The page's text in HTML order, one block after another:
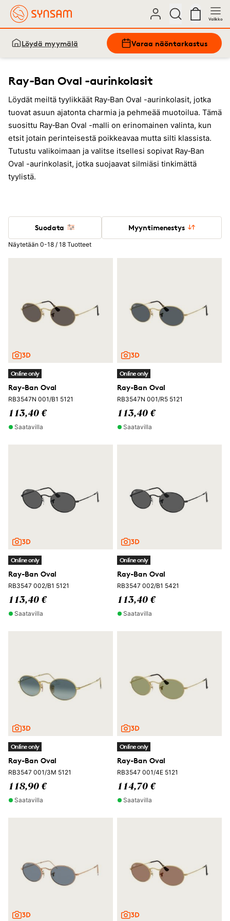
Valikko
Löydä myymälä Varaa näöntarkastus
Ray-Ban Oval -aurinkolasit
Löydät meiltä tyylikkäät Ray‑Ban Oval -aurinkolasit, jotka
tuovat asuun ajatonta charmia ja pehmeää muotoilua. Tämä
suosittu Ray‑Ban Oval -malli on erinomainen valinta, kun
etsit jotain perinteisestä poikkeavaa mutta silti klassista.
Tutustu valikoimaan ja valitse itsellesi sopivat Ray‑Ban
Oval -aurinkolasit, jotka suojaavat silmiäsi tinkimättä
tyylistä.
Suodata Myyntimenestys
Näytetään 0-18 / 18 Tuotteet
Online only
Ray-Ban Oval
RB3547N 001/B1 5121
113,40 €
Saatavilla
Online only
Ray-Ban Oval
RB3547N 001/R5 5121
113,40 €
Saatavilla
Online only
Ray-Ban Oval
RB3547 002/B1 5121
113,40 €
Saatavilla
Online only
Ray-Ban Oval
RB3547 002/B1 5421
113,40 €
Saatavilla
Online only
Ray-Ban Oval
RB3547 001/3M 5121
118,90 €
Saatavilla
Online only
Ray-Ban Oval
RB3547 001/4E 5121
114,70 €
Saatavilla